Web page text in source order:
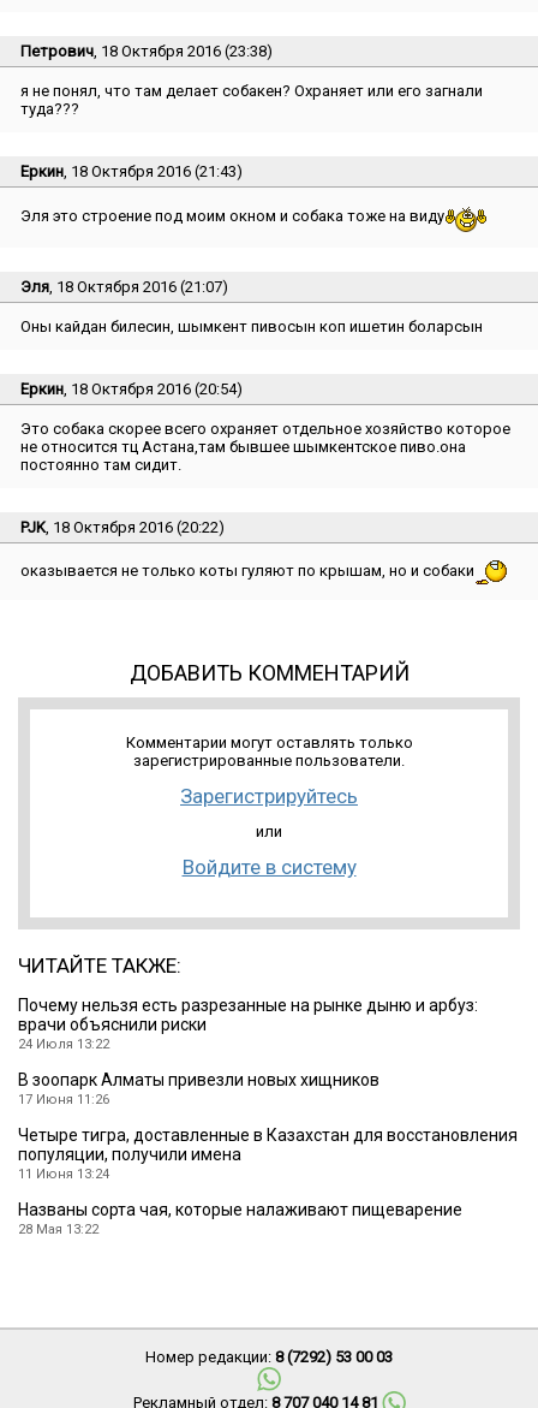
Петрович, 18 Октября 2016 (23:38)
я не понял, что там делает собакен? Охраняет или его загнали
туда???
Еркин, 18 Октября 2016 (21:43)
Эля это строение под моим окном и собака тоже на виду
Эля, 18 Октября 2016 (21:07)
Оны кайдан билесин, шымкент пивосын коп ишетин боларсын
Еркин, 18 Октября 2016 (20:54)
Это собака скорее всего охраняет отдельное хозяйство которое
не относится тц Астана,там бывшее шымкентское пиво.она
постоянно там сидит.
PJK, 18 Октября 2016 (20:22)
оказывается не только коты гуляют по крышам, но и собаки
ДОБАВИТЬ КОММЕНТАРИЙ
Комментарии могут оставлять только
зарегистрированные пользователи.
Зарегистрируйтесь
или
Войдите в систему
ЧИТАЙТЕ ТАКЖЕ:
Почему нельзя есть разрезанные на рынке дыню и арбуз:
врачи объяснили риски
24 Июля 13:22
В зоопарк Алматы привезли новых хищников
17 Июня 11:26
Четыре тигра, доставленные в Казахстан для восстановления
популяции, получили имена
11 Июня 13:24
Названы сорта чая, которые налаживают пищеварение
28 Мая 13:22
Номер редакции: 8 (7292) 53 00 03
Рекламный отдел: 8 707 040 14 81